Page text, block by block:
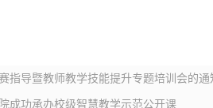
指导暨教师教学技能提升专题培训会的通
成功承办校级智慧教学示范公开课